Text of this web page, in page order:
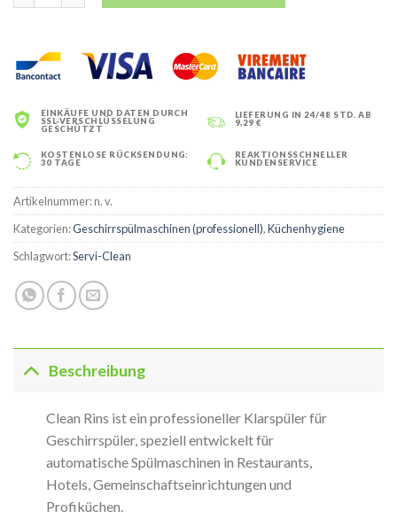
EINKÄUFE UND DATEN DURCH
SSL-VERSCHLÜSSELUNG
GESCHÜTZT
LIEFERUNG IN 24/48 STD. AB
9,29 €
KOSTENLOSE RÜCKSENDUNG:
30 TAGE
REAKTIONSSCHNELLER
KUNDENSERVICE
Artikelnummer:n. v.
Kategorien:Geschirrspülmaschinen (professionell),Küchenhygiene
Schlagwort:Servi-Clean
Beschreibung
Clean Rins ist ein professioneller Klarspüler für
Geschirrspüler, speziell entwickelt für
automatische Spülmaschinen in Restaurants,
Hotels, Gemeinschaftseinrichtungen und
Profiküchen.